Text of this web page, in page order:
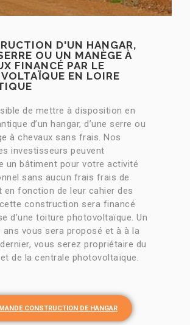
D'UN HANGAR,
OU UN MANÈGE À
FINANCÉ PAR LE
EN LOIRE
de mettre à disposition en
d’un hangar, d’une serre ou
à chevaux sans frais. Nos
investisseurs peuvent
un bâtiment pour votre activité
sans aucun frais frais de
en fonction de leur cahier des
construction sera financé
d’une toiture photovoltaïque. Un
ans vous sera proposé et à à la
vous serez propriétaire du
de la centrale photovoltaïque.
CONSTRUCTION DE HANGAR